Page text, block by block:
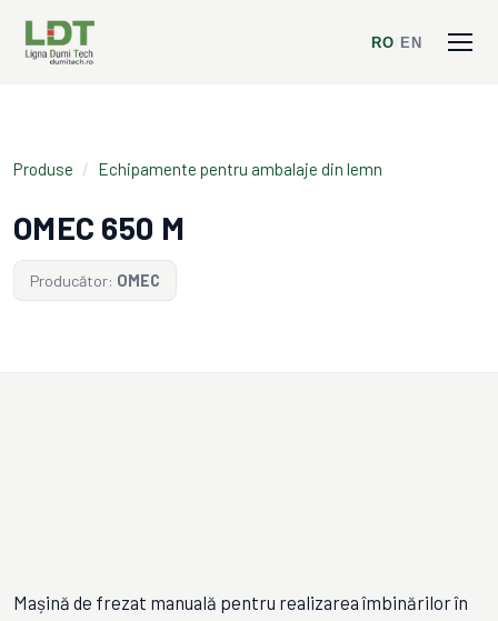
RO EN
Produse / Echipamente pentru ambalaje din lemn
OMEC 650 M
Producător: OMEC
Mașină de frezat manuală pentru realizarea îmbinărilor în